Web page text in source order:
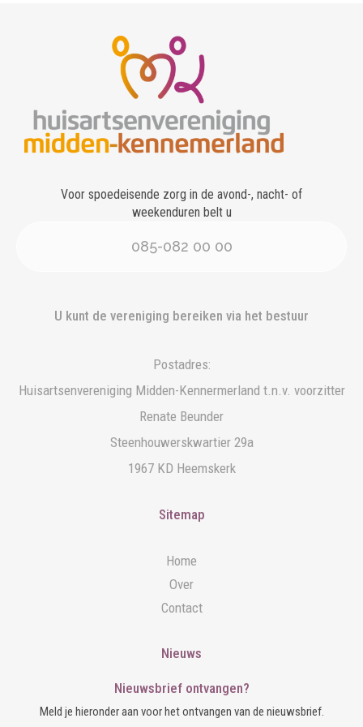
Voor spoedeisende zorg in de avond-, nacht- of
weekenduren belt u
085-082 00 00
U kunt de vereniging bereiken via het bestuur
Postadres:
Huisartsenvereniging Midden-Kennermerland t.n.v. voorzitter
Renate Beunder
Steenhouwerskwartier 29a
1967 KD Heemskerk
Sitemap
Home
Over
Contact
Nieuws
Nieuwsbrief ontvangen?
Meld je hieronder aan voor het ontvangen van de nieuwsbrief.